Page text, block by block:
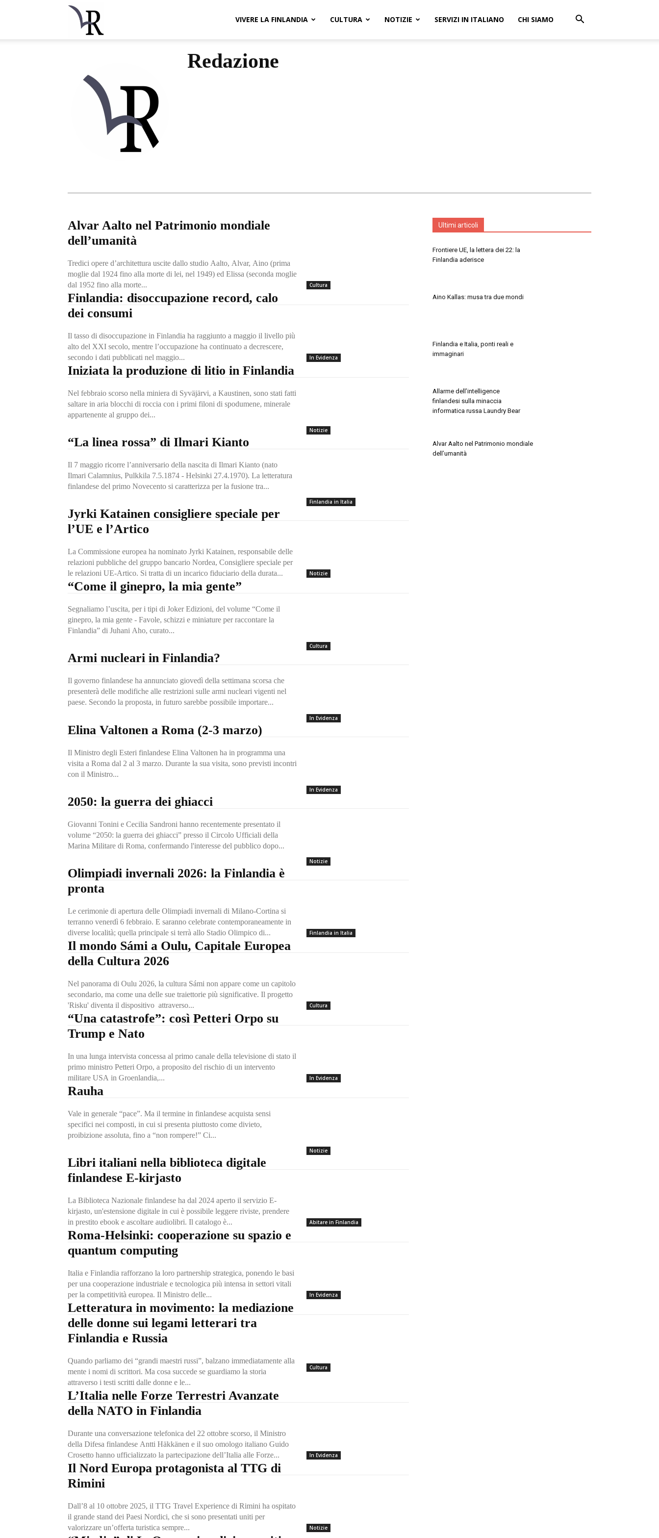
Finlandia
VIVERE LA FINLANDIA CULTURA NOTIZIE SERVIZI IN ITALIANO CHI SIAMO
Redazione
Cultura
Alvar Aalto nel Patrimonio mondiale
dell’umanità
Tredici opere d’architettura uscite dallo studio Aalto, Alvar, Aino (prima
moglie dal 1924 fino alla morte di lei, nel 1949) ed Elissa (seconda moglie
dal 1952 fino alla morte...
In Evidenza
Finlandia: disoccupazione record, calo
dei consumi
Il tasso di disoccupazione in Finlandia ha raggiunto a maggio il livello più
alto del XXI secolo, mentre l’occupazione ha continuato a decrescere,
secondo i dati pubblicati nel maggio...
Notizie
Iniziata la produzione di litio in Finlandia
Nel febbraio scorso nella miniera di Syväjärvi, a Kaustinen, sono stati fatti
saltare in aria blocchi di roccia con i primi filoni di spodumene, minerale
appartenente al gruppo dei...
Finlandia in Italia
“La linea rossa” di Ilmari Kianto
Il 7 maggio ricorre l’anniversario della nascita di Ilmari Kianto (nato
Ilmari Calamnius, Pulkkila 7.5.1874 - Helsinki 27.4.1970). La letteratura
finlandese del primo Novecento si caratterizza per la fusione tra...
Notizie
Jyrki Katainen consigliere speciale per
l’UE e l’Artico
La Commissione europea ha nominato Jyrki Katainen, responsabile delle
relazioni pubbliche del gruppo bancario Nordea, Consigliere speciale per
le relazioni UE-Artico. Si tratta di un incarico fiduciario della durata...
Cultura
“Come il ginepro, la mia gente”
Segnaliamo l’uscita, per i tipi di Joker Edizioni, del volume “Come il
ginepro, la mia gente - Favole, schizzi e miniature per raccontare la
Finlandia” di Juhani Aho, curato...
In Evidenza
Armi nucleari in Finlandia?
Il governo finlandese ha annunciato giovedì della settimana scorsa che
presenterà delle modifiche alle restrizioni sulle armi nucleari vigenti nel
paese. Secondo la proposta, in futuro sarebbe possibile importare...
In Evidenza
Elina Valtonen a Roma (2-3 marzo)
Il Ministro degli Esteri finlandese Elina Valtonen ha in programma una
visita a Roma dal 2 al 3 marzo. Durante la sua visita, sono previsti incontri
con il Ministro...
Notizie
2050: la guerra dei ghiacci
Giovanni Tonini e Cecilia Sandroni hanno recentemente presentato il
volume “2050: la guerra dei ghiacci” presso il Circolo Ufficiali della
Marina Militare di Roma, confermando l'interesse del pubblico dopo...
Finlandia in Italia
Olimpiadi invernali 2026: la Finlandia è
pronta
Le cerimonie di apertura delle Olimpiadi invernali di Milano-Cortina si
terranno venerdì 6 febbraio. E saranno celebrate contemporaneamente in
diverse località; quella principale si terrà allo Stadio Olimpico di...
Cultura
Il mondo Sámi a Oulu, Capitale Europea
della Cultura 2026
Nel panorama di Oulu 2026, la cultura Sámi non appare come un capitolo
secondario, ma come una delle sue traiettorie più significative. Il progetto
'Risku' diventa il dispositivo attraverso...
In Evidenza
“Una catastrofe”: così Petteri Orpo su
Trump e Nato
In una lunga intervista concessa al primo canale della televisione di stato il
primo ministro Petteri Orpo, a proposito del rischio di un intervento
militare USA in Groenlandia,...
Notizie
Rauha
Vale in generale “pace”. Ma il termine in finlandese acquista sensi
specifici nei composti, in cui si presenta piuttosto come divieto,
proibizione assoluta, fino a “non rompere!” Ci...
Abitare in Finlandia
Libri italiani nella biblioteca digitale
finlandese E-kirjasto
La Biblioteca Nazionale finlandese ha dal 2024 aperto il servizio E-
kirjasto, un'estensione digitale in cui è possibile leggere riviste, prendere
in prestito ebook e ascoltare audiolibri. Il catalogo è...
In Evidenza
Roma-Helsinki: cooperazione su spazio e
quantum computing
Italia e Finlandia rafforzano la loro partnership strategica, ponendo le basi
per una cooperazione industriale e tecnologica più intensa in settori vitali
per la competitività europea. Il Ministro delle...
Cultura
Letteratura in movimento: la mediazione
delle donne sui legami letterari tra
Finlandia e Russia
Quando parliamo dei “grandi maestri russi”, balzano immediatamente alla
mente i nomi di scrittori. Ma cosa succede se guardiamo la storia
attraverso i testi scritti dalle donne e le...
In Evidenza
L’Italia nelle Forze Terrestri Avanzate
della NATO in Finlandia
Durante una conversazione telefonica del 22 ottobre scorso, il Ministro
della Difesa finlandese Antti Häkkänen e il suo omologo italiano Guido
Crosetto hanno ufficializzato la partecipazione dell’Italia alle Forze...
Notizie
Il Nord Europa protagonista al TTG di
Rimini
Dall’8 al 10 ottobre 2025, il TTG Travel Experience di Rimini ha ospitato
il grande stand dei Paesi Nordici, che si sono presentati uniti per
valorizzare un’offerta turistica sempre...
Ultimi articoli
Frontiere UE, la lettera dei 22: la
Finlandia aderisce
Aino Kallas: musa tra due mondi
Finlandia e Italia, ponti reali e
immaginari
Allarme dell’intelligence
finlandesi sulla minaccia
informatica russa Laundry Bear
Alvar Aalto nel Patrimonio mondiale
dell’umanità